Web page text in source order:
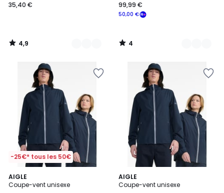
35,40 €
4,9
/
50,00 €
99,99 €
4
/
-25€* tous les 50€
AIGLE
Coupe-vent unisexe
AIGLE
Coupe-vent unisexe
2
Couleurs